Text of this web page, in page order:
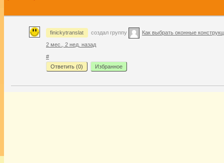
finickytranslat создал группу
Как выбрать оконные
2 мес., 2 нед. назад
#
Ответить (0) Избранное